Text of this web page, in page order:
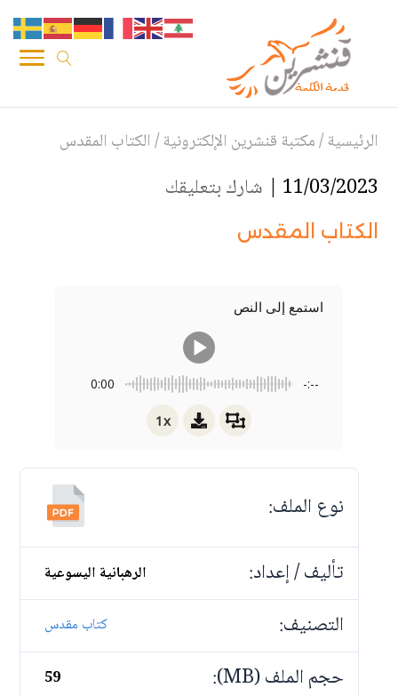
الرئيسية/مكتبة قنشرين الإلكترونية/الكتاب المقدس
11/03/2023 | شارك بتعليقك
الكتاب المقدس
استمع إلى النص
0:00 -:--
1x
نوع الملف:
تأليف / إعداد:
الرهبانية اليسوعية
التصنيف: كتاب مقدس
حجم الملف (MB): 59